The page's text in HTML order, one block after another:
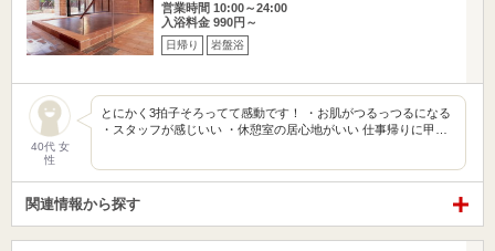
営業時間 10:00～24:00
入浴料金 990円～
日帰り 岩盤浴
40代 女
性
とにかく3拍子そろってて感動です！ ・お肌がつるっつるになる
・スタッフが感じいい ・休憩室の居心地がいい 仕事帰りに甲…
関連情報から探す